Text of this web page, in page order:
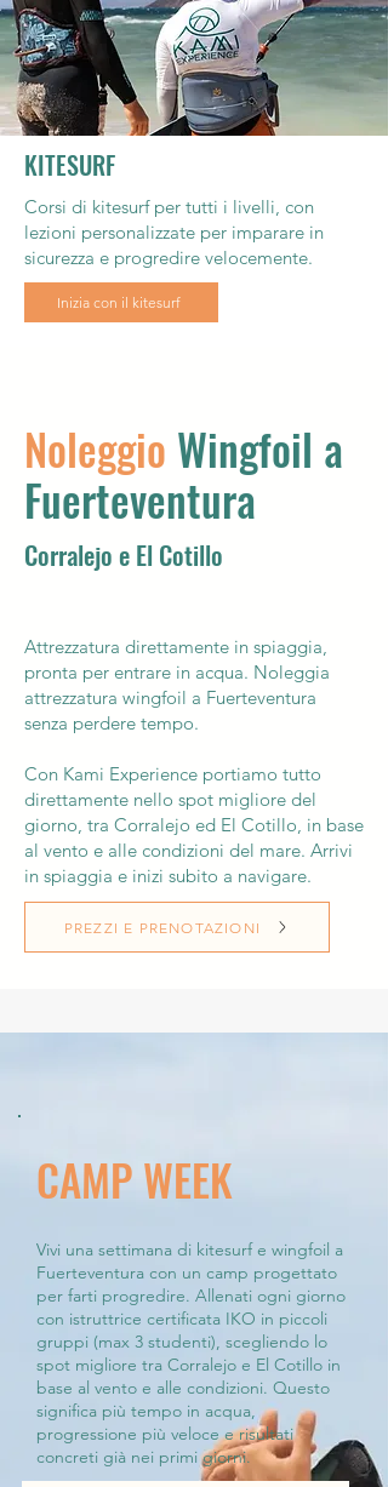
KITESURF
Corsi di kitesurf per tutti i livelli, con
lezioni personalizzate per imparare in
sicurezza e progredire velocemente.
Inizia con il kitesurf
Noleggio Wingfoil a
Fuerteventura
Corralejo e El Cotillo
​​Attrezzatura direttamente in spiaggia,
pronta per entrare in acqua. Noleggia
attrezzatura wingfoil a Fuerteventura
senza perdere tempo.
Con Kami Experience portiamo tutto
direttamente nello spot migliore del
giorno, tra Corralejo ed El Cotillo, in base
al vento e alle condizioni del mare. Arrivi
in spiaggia e inizi subito a navigare.
PREZZI E PRENOTAZIONI
CAMP WEEK
Vivi una settimana di kitesurf e wingfoil a
Fuerteventura con un camp progettato
per farti progredire. Allenati ogni giorno
con istruttrice certificata IKO in piccoli
gruppi (max 3 studenti), scegliendo lo
spot migliore tra Corralejo e El Cotillo in
base al vento e alle condizioni. Questo
significa più tempo in acqua,
progressione più veloce e risultati
concreti già nei primi giorni.